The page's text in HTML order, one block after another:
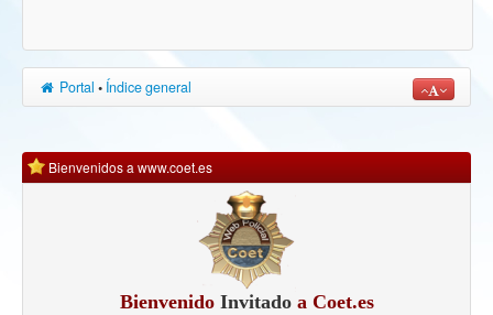
Portal • Índice general
Bienvenidos a www.coet.es
BienvenidoInvitado a Coet.es